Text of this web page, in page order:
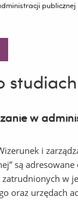
publicznej
studiach
w
i
są
w
oraz urzędach